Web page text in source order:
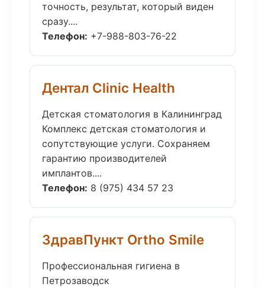
точность, результат, который виден
сразу....
Телефон: +7-988-803-76-22
Дентал Clinic Health
Детская стоматология в Калининград
Комплекс детская стоматология и
сопутствующие услуги. Сохраняем
гарантию производителей
имплантов....
Телефон: 8 (975) 434 57 23
ЗдравПункт Ortho Smile
Профессиональная гигиена в
Петрозаводск